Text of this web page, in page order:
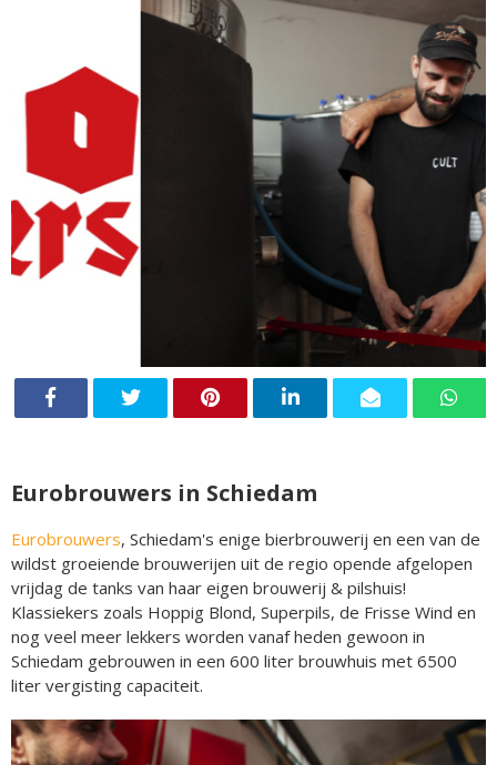
Eurobrouwers in Schiedam
Eurobrouwers, Schiedam's enige bierbrouwerij en een van de
wildst groeiende brouwerijen uit de regio opende afgelopen
vrijdag de tanks van haar eigen brouwerij & pilshuis!
Klassiekers zoals Hoppig Blond, Superpils, de Frisse Wind en
nog veel meer lekkers worden vanaf heden gewoon in
Schiedam gebrouwen in een 600 liter brouwhuis met 6500
liter vergisting capaciteit.